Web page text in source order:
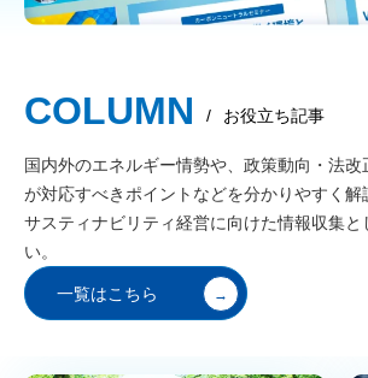
COLUMN / お役立ち記事
国内外のエネルギー情勢や、政策動向・法
が対応すべきポイントなどを分かりやすく解
サスティナビリティ経営に向けた情報収集と
い。
一覧はこちら